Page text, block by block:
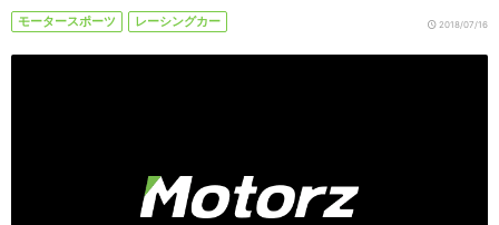
モータースポーツ レーシングカー 2018/07/16